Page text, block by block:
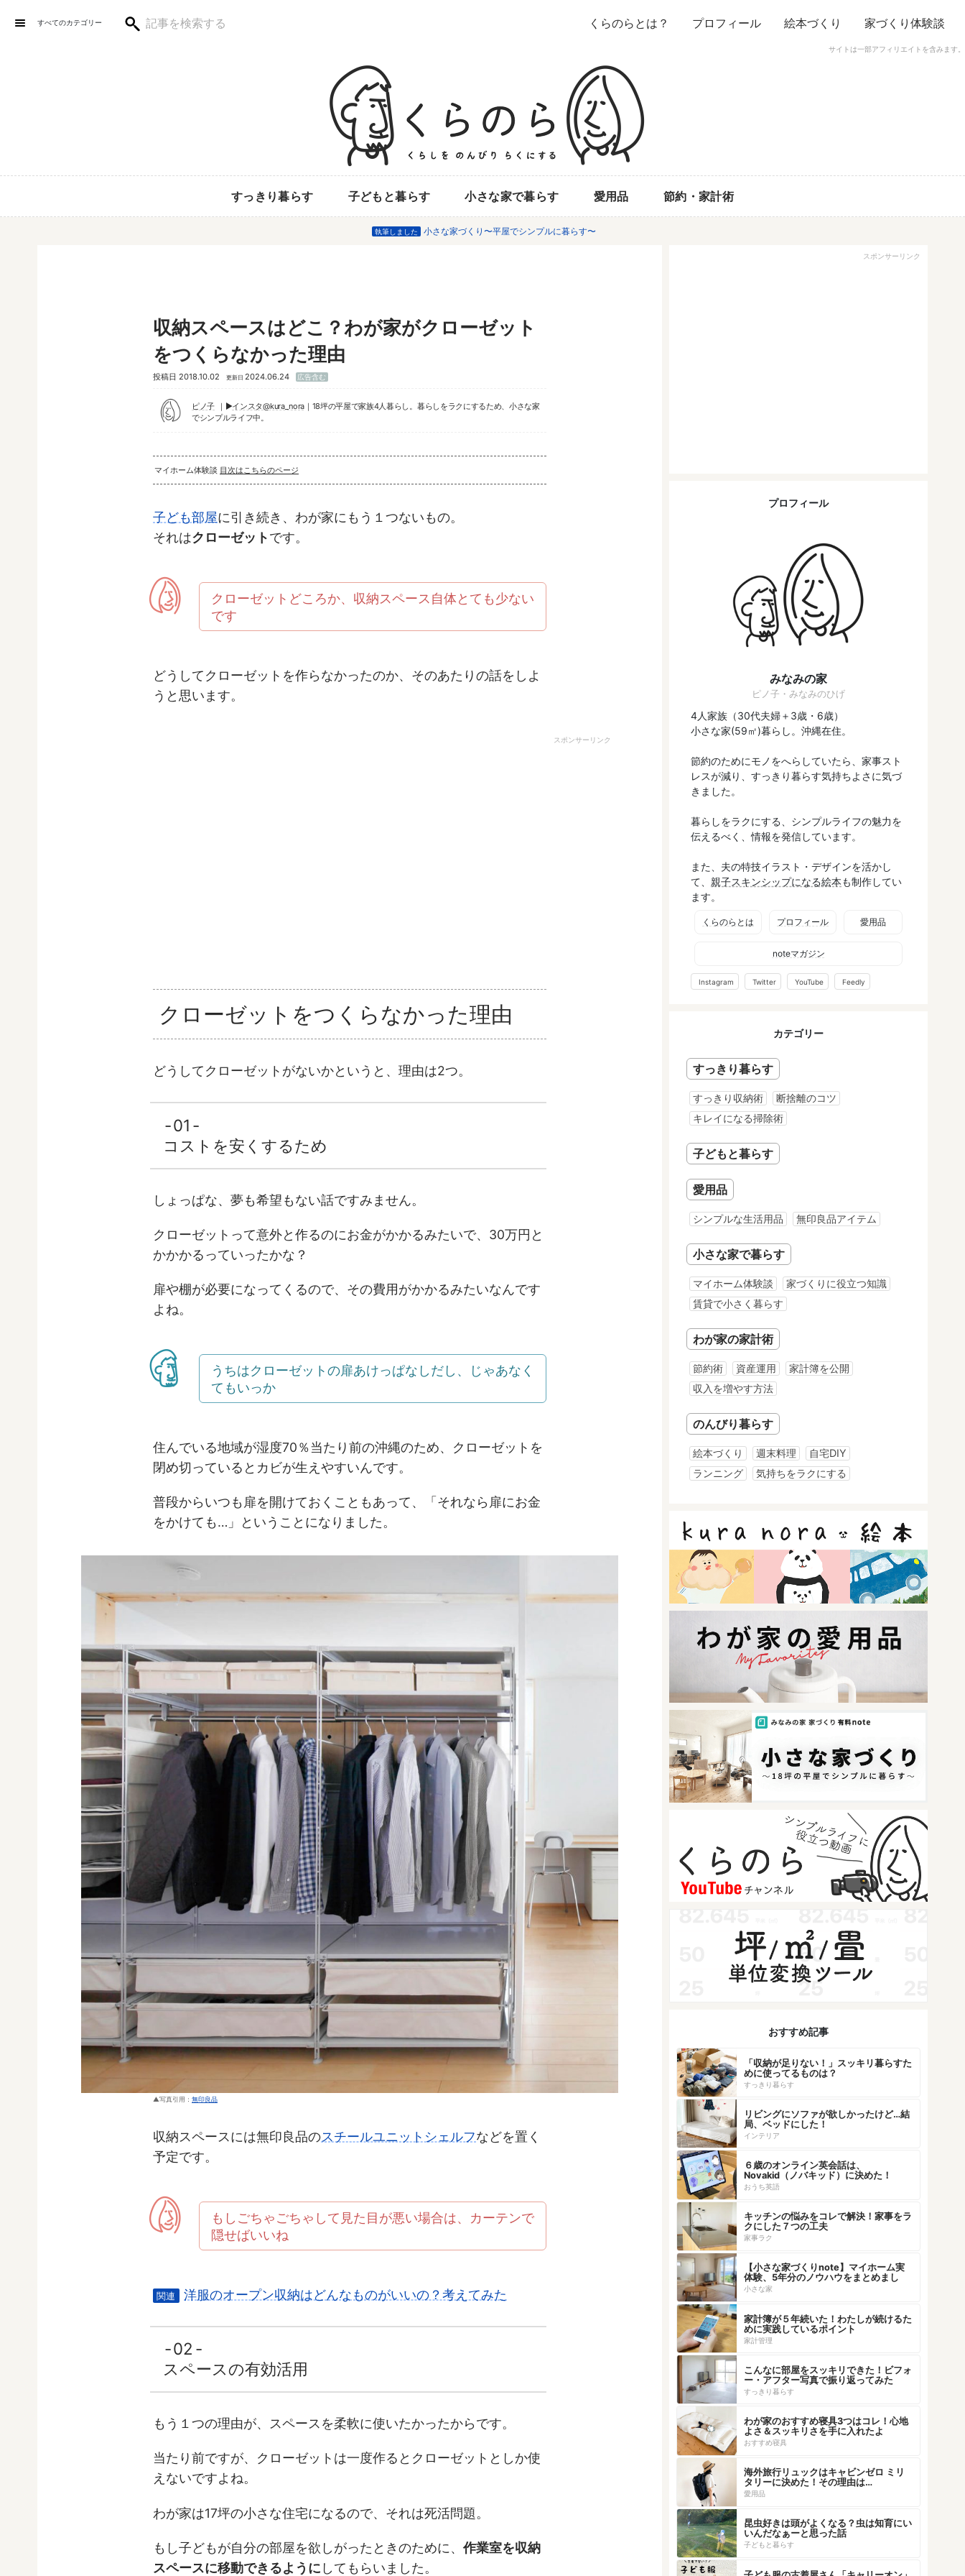
サイトは一部アフィリエイトを含みます。
すべてのカテゴリー くらのらとは？ プロフィール 絵本づくり 家づくり体験談
すっきり暮らす 子どもと暮らす 小さな家で暮らす 愛用品 節約・家計術
執筆しました 小さな家づくり〜平屋でシンプルに暮らす〜
収納スペースはどこ？わが家がクローゼット
をつくらなかった理由
投稿日 2018.10.02 更新日 2024.06.24 広告含む
ピノ子 ▶︎インスタ@kura_nora｜18坪の平屋で家族4人暮らし。暮らしをラクにするため、小さな家
でシンプルライフ中。
マイホーム体験談 目次はこちらのページ
子ども部屋に引き続き、わが家にもう１つないもの。
それはクローゼットです。
クローゼットどころか、収納スペース自体とても少ない
です
どうしてクローゼットを作らなかったのか、そのあたりの話をしよ
うと思います。
スポンサーリンク
クローゼットをつくらなかった理由
どうしてクローゼットがないかというと、理由は2つ。
01
コストを安くするため
しょっぱな、夢も希望もない話ですみません。
クローゼットって意外と作るのにお金がかかるみたいで、30万円と
かかかるっていったかな？
扉や棚が必要になってくるので、その費用がかかるみたいなんです
よね。
うちはクローゼットの扉あけっぱなしだし、じゃあなく
てもいっか
住んでいる地域が湿度70％当たり前の沖縄のため、クローゼットを
閉め切っているとカビが生えやすいんです。
普段からいつも扉を開けておくこともあって、「それなら扉にお金
をかけても…」ということになりました。
写真引用： 無印良品
収納スペースには無印良品のスチールユニットシェルフなどを置く
予定です。
もしごちゃごちゃして見た目が悪い場合は、カーテンで
隠せばいいね
関連 洋服のオープン収納はどんなものがいいの？考えてみた
02
スペースの有効活用
もう１つの理由が、スペースを柔軟に使いたかったからです。
当たり前ですが、クローゼットは一度作るとクローゼットとしか使
えないですよね。
わが家は17坪の小さな住宅になるので、それは死活問題。
もし子どもが自分の部屋を欲しがったときのために、 作業室を収納
スペースに移動できるように してもらいました。
スポンサーリンク
プロフィール
みなみの家
ピノ子・みなみのひげ
4人家族（30代夫婦＋3歳・6歳）
小さな家(59㎡)暮らし。沖縄在住。
節約のためにモノをへらしていたら、家事スト
レスが減り、すっきり暮らす気持ちよさに気づ
きました。
暮らしをラクにする、シンプルライフの魅力を
伝えるべく、情報を発信しています。
また、夫の特技イラスト・デザインを活かし
て、 親子スキンシップになる絵本も制作してい
ます。
くらのらとは プロフィール 愛用品
noteマガジン
Instagram Twitter YouTube Feedly
カテゴリー
すっきり暮らす
すっきり収納術
断捨離のコツ
キレイになる掃除術
子どもと暮らす
愛用品
シンプルな生活用品 無印良品アイテム
小さな家で暮らす
マイホーム体験談
家づくりに役立つ知識
賃貸で小さく暮らす
わが家の家計術
節約術 資産運用
家計簿を公開
収入を増やす方法
のんびり暮らす
絵本づくり 週末料理
自宅DIY
ランニング
気持ちをラクにする
おすすめ記事
「収納が足りない！」スッキリ暮らすた
めに使ってるものは？
すっきり暮らす
リビングにソファが欲しかったけど…結
局、ベッドにした！
インテリア
６歳のオンライン英会話は、
Novakid（ノバキッド）に決めた！
おうち英語
キッチンの悩みをコレで解決！家事をラ
クにした７つの工夫
家事ラク
【小さな家づくりnote】マイホーム実
体験、5年分のノウハウをまとめまし
た！
小さな家
家計簿が５年続いた！わたしが続けるた
めに実践しているポイント
家計管理
こんなに部屋をスッキリできた！ビフォ
ー・アフター写真で振り返ってみた
すっきり暮らす
わが家のおすすめ寝具3つはコレ！心地
よさ＆スッキリさを手に入れたよ
おすすめ寝具
海外旅行リュックはキャビンゼロ ミリ
タリーに決めた！その理由は…
愛用品
昆虫好きは頭がよくなる？虫は知育にい
いんだなぁーと思った話
子どもと暮らす